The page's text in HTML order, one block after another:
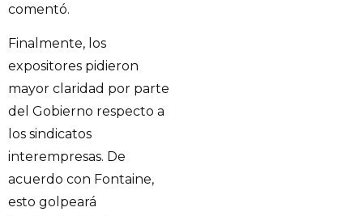
comentó.
Finalmente, los
expositores pidieron
mayor claridad por parte
del Gobierno respecto a
los sindicatos
interempresas. De
acuerdo con Fontaine,
esto golpeará